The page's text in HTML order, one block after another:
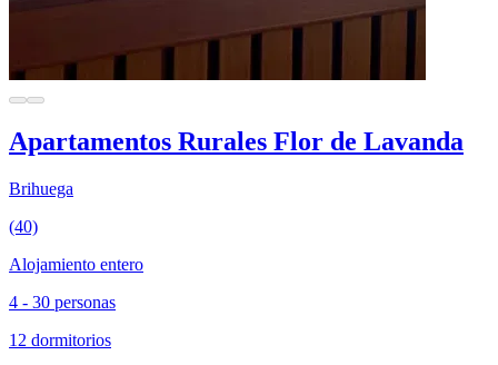
Apartamentos Rurales Flor de Lavanda
Brihuega
(40)
Alojamiento entero
4 - 30 personas
12 dormitorios